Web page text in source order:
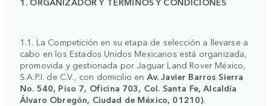
1.1. La Competición en su etapa de selección a llevarse a
cabo en los Estados Unidos Mexicanos está organizada,
promovida y gestionada por Jaguar Land Rover México,
S.A.P.I. de C.V., con domicilio en Av. Javier Barros Sierra
No. 540, Piso 7, Oficina 703, Col. Santa Fe, Alcaldía
Álvaro Obregón, Ciudad de México, 01210).